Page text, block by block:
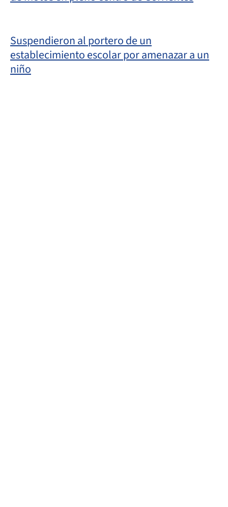
Suspendieron al portero de un
establecimiento escolar por amenazar a un
niño